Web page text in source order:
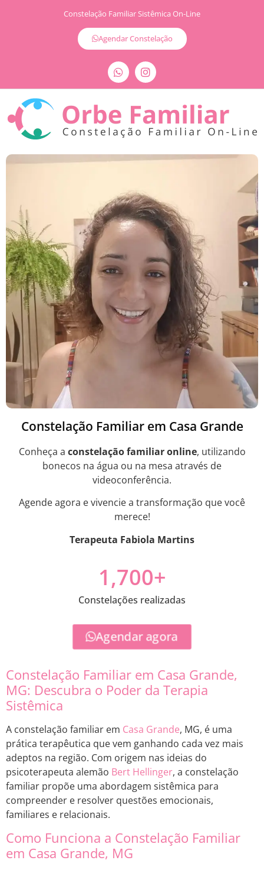
Constelação Familiar Sistêmica On-Line
Agendar Constelação
Constelação Familiar em Casa Grande
Conheça a constelação familiar online, utilizando
bonecos na água ou na mesa através de
videoconferência.
Agende agora e vivencie a transformação que você
merece!
Terapeuta Fabiola Martins
Constelações realizadas
1,700+
Agendar agora
Constelação Familiar em Casa Grande,
MG: Descubra o Poder da Terapia
Sistêmica
A constelação familiar em Casa Grande, MG, é uma
prática terapêutica que vem ganhando cada vez mais
adeptos na região. Com origem nas ideias do
psicoterapeuta alemão Bert Hellinger, a constelação
familiar propõe uma abordagem sistêmica para
compreender e resolver questões emocionais,
familiares e relacionais.
Como Funciona a Constelação Familiar
em Casa Grande, MG